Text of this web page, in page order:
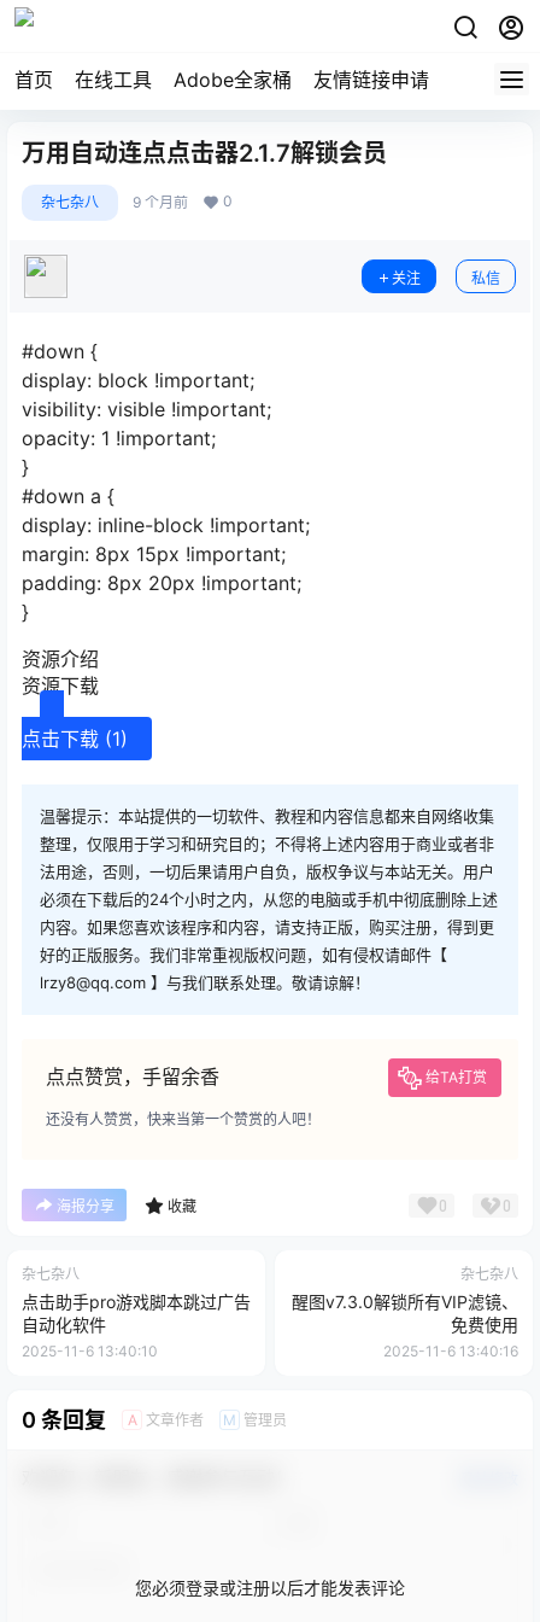
首页 在线工具 Adobe全家桶 友情链接申请
万用自动连点点击器2.1.7解锁会员
杂七杂八 9 个月前 0
关注 私信
#down {
display: block !important;
visibility: visible !important;
opacity: 1 !important;
}
#down a {
display: inline-block !important;
margin: 8px 15px !important;
padding: 8px 20px !important;
}
资源介绍
资源下载
点击下载 (1)
温馨提示：本站提供的一切软件、教程和内容信息都来自网络收集
整理，仅限用于学习和研究目的；不得将上述内容用于商业或者非
法用途，否则，一切后果请用户自负，版权争议与本站无关。用户
必须在下载后的24个小时之内，从您的电脑或手机中彻底删除上述
内容。如果您喜欢该程序和内容，请支持正版，购买注册，得到更
好的正版服务。我们非常重视版权问题，如有侵权请邮件【
lrzy8@qq.com 】与我们联系处理。敬请谅解！
点点赞赏，手留余香 给TA打赏
还没有人赞赏，快来当第一个赞赏的人吧！
海报分享 收藏 0 0
杂七杂八
点击助手pro游戏脚本跳过广告
自动化软件
2025-11-6 13:40:10
杂七杂八
醒图v7.3.0解锁所有VIP滤镜、
免费使用
2025-11-6 13:40:16
0 条回复 A 文章作者 M 管理员
您必须登录或注册以后才能发表评论